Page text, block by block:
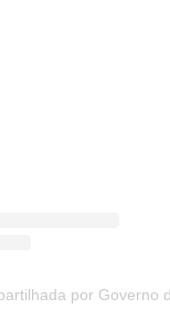
por Governo